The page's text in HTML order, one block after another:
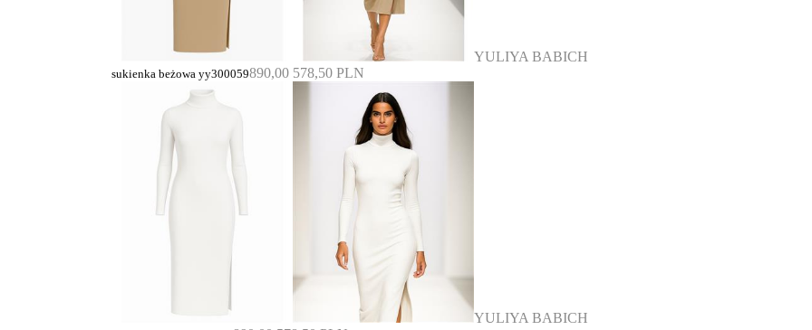
YULIYA BABICH
sukienka beżowa yy300059890,00 578,50 PLN
YULIYA BABICH